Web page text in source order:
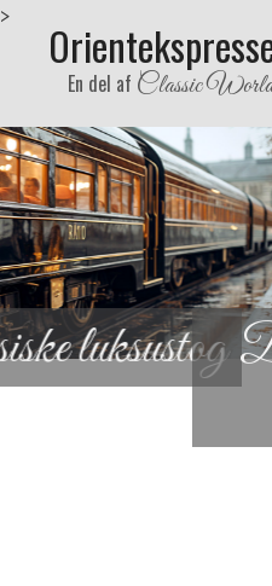
En del af Classic
>
Din